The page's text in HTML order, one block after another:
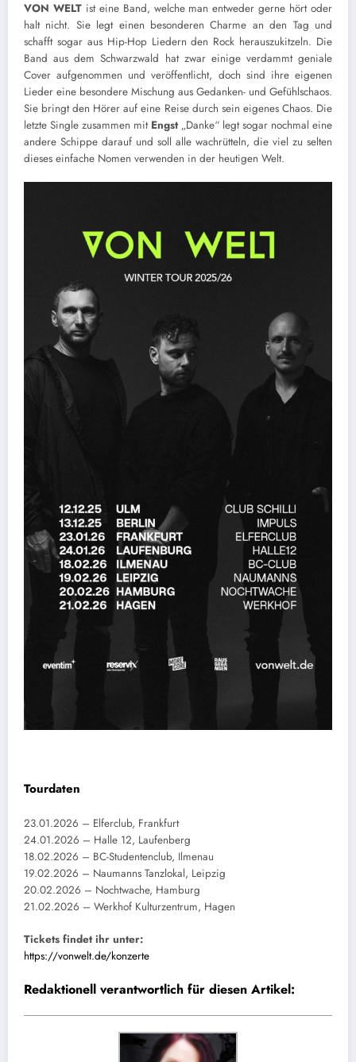
VON WELTist eine Band, welche man entweder gerne hört oder
halt nicht. Sie legt einen besonderen Charme an den Tag und
schafft sogar aus Hip-Hop Liedern den Rock herauszukitzeln. Die
Band aus dem Schwarzwald hat zwar einige verdammt geniale
Cover aufgenommen und veröffentlicht, doch sind ihre eigenen
Lieder eine besondere Mischung aus Gedanken- und Gefühlschaos.
Sie bringt den Hörer auf eine Reise durch sein eigenes Chaos. Die
letzte Single zusammen mit Engst„Danke“ legt sogar nochmal eine
andere Schippe darauf und soll alle wachrütteln, die viel zu selten
dieses einfache Nomen verwenden in der heutigen Welt.
Tourdaten
23.01.2026 – Elferclub, Frankfurt
24.01.2026 – Halle 12, Laufenberg
18.02.2026 – BC-Studentenclub, Ilmenau
19.02.2026 – Naumanns Tanzlokal, Leipzig
20.02.2026 – Nochtwache, Hamburg
21.02.2026 – Werkhof Kulturzentrum, Hagen
Tickets findet ihr unter:
https://vonwelt.de/konzerte
Redaktionell verantwortlich für diesen Artikel: